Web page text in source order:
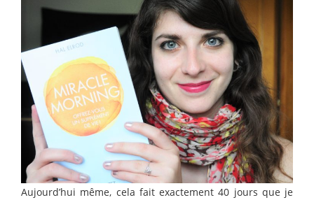
Aujourd’hui même, cela fait exactement 40 jours que je